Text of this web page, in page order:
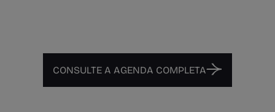
CONSULTE A AGENDA COMPLETA